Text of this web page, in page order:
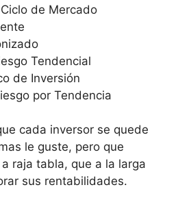
de Mercado
Tendencial
de Inversión
por Tendencia
cada inversor se quede
le guste, pero que
raja tabla, que a la larga
sus rentabilidades.